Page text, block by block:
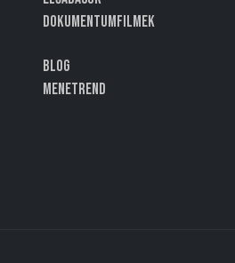
Dokumentumfilmek
Blog
Menetrend